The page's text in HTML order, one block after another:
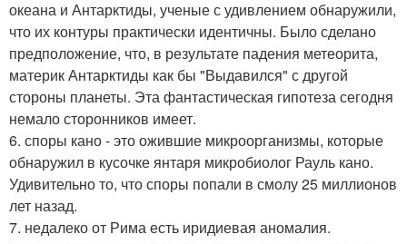
океана и Антарктиды, ученые с удивлением обнаружили,
что их контуры практически идентичны. Было сделано
предположение, что, в результате падения метеорита,
материк Антарктиды как бы "Выдавился" с другой
стороны планеты. Эта фантастическая гипотеза сегодня
немало сторонников имеет.
6. споры кано - это ожившие микроорганизмы, которые
обнаружил в кусочке янтаря микробиолог Рауль кано.
Удивительно то, что споры попали в смолу 25 миллионов
лет назад.
7. недалеко от Рима есть иридиевая аномалия.